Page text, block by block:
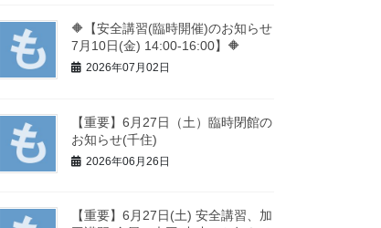
🔶【安全講習(臨時開催)のお知らせ
7月10日(金) 14:00-16:00】🔶
2026年07月02日
【重要】6月27日（土）臨時閉館の
お知らせ(千住)
2026年06月26日
【重要】6月27日(土) 安全講習、加